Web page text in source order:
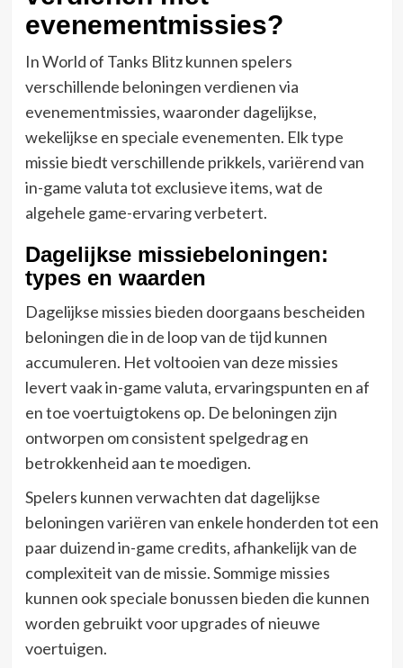
evenementmissies?
In World of Tanks Blitz kunnen spelers
verschillende beloningen verdienen via
evenementmissies, waaronder dagelijkse,
wekelijkse en speciale evenementen. Elk type
missie biedt verschillende prikkels, variërend van
in-game valuta tot exclusieve items, wat de
algehele game-ervaring verbetert.
Dagelijkse missiebeloningen:
types en waarden
Dagelijkse missies bieden doorgaans bescheiden
beloningen die in de loop van de tijd kunnen
accumuleren. Het voltooien van deze missies
levert vaak in-game valuta, ervaringspunten en af
en toe voertuigtokens op. De beloningen zijn
ontworpen om consistent spelgedrag en
betrokkenheid aan te moedigen.
Spelers kunnen verwachten dat dagelijkse
beloningen variëren van enkele honderden tot een
paar duizend in-game credits, afhankelijk van de
complexiteit van de missie. Sommige missies
kunnen ook speciale bonussen bieden die kunnen
worden gebruikt voor upgrades of nieuwe
voertuigen.